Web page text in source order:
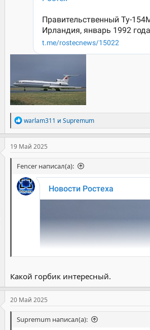
Р
е
а
к
и
:
warlam311 и Supremum
19 Май 2025
Fencer написал(а):
Какой горбик интересный.
20 Май 2025
Supremum написал(а):